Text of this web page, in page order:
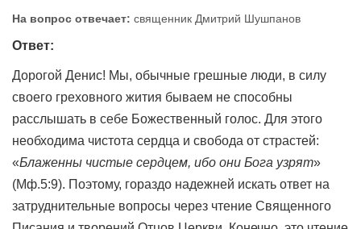
На вопрос отвечает: священник Дмитрий Шушпанов
Ответ:
Дорогой Денис! Мы, обычные грешные люди, в силу
своего греховного жития бываем не способны
расслышать в себе Божественный голос. Для этого
необходима чистота сердца и свобода от страстей:
«Блаженны чистые сердцем, ибо они Бога узрят»
(Мф.5:9). Поэтому, гораздо надежней искать ответ на
затруднительные вопросы через чтение Священного